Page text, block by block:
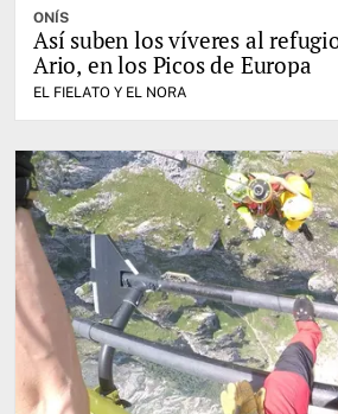
ONÍS
Así suben los víveres al
Ario, en los Picos de Europa
EL FIELATO Y EL NORA